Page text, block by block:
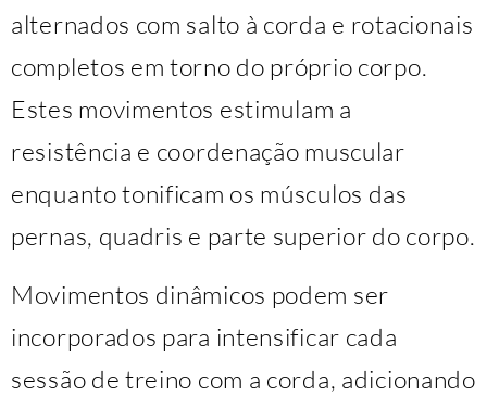
alternados com salto à corda e rotacionais
completos em torno do próprio corpo.
Estes movimentos estimulam a
resistência e coordenação muscular
enquanto tonificam os músculos das
pernas, quadris e parte superior do corpo.
Movimentos dinâmicos podem ser
incorporados para intensificar cada
sessão de treino com a corda, adicionando